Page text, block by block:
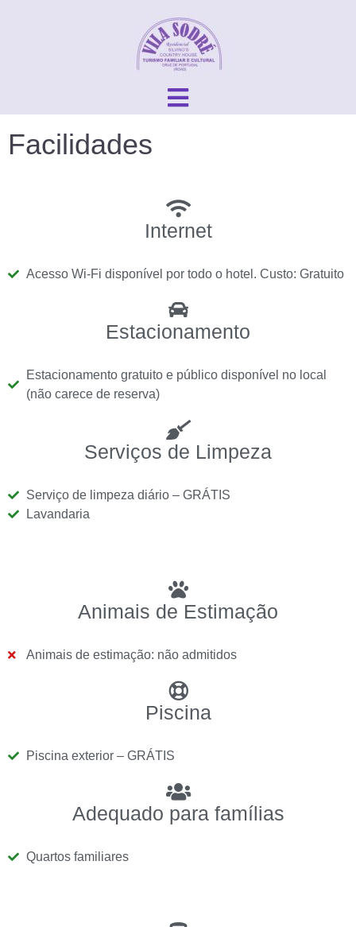
Facilidades
Internet
Acesso Wi-Fi disponível por todo o hotel. Custo: Gratuito
Estacionamento
Estacionamento gratuito e público disponível no local
(não carece de reserva)
Serviços de Limpeza
Serviço de limpeza diário – GRÁTIS
Lavandaria
Animais de Estimação
Animais de estimação: não admitidos
Piscina
Piscina exterior – GRÁTIS
Adequado para famílias
Quartos familiares